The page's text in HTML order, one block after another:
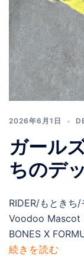
2026年6月1日
ガール
ちのデ
RIDER/もとき
Voodoo Mascot
BONES X
続きを読む